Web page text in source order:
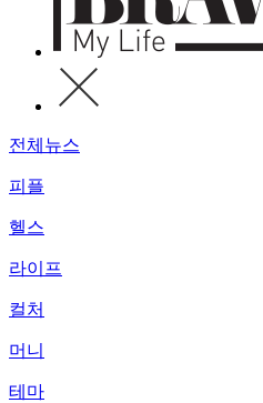
전체뉴스
피플
헬스
라이프
컬처
머니
테마